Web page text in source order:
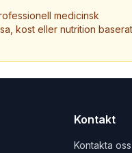
medicinsk
kost eller nutrition baserat
Kontakt
Kontakta oss